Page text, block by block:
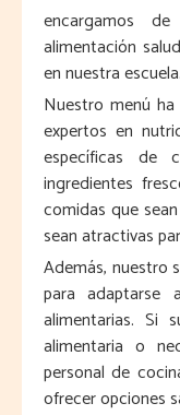
encargamos
alimentación
en nuestra escuela.
Nuestro menú
expertos en
específicas de
ingredientes
comidas que
sean atractivas
Además, nuestro
para adaptarse
alimentarias. Si
alimentaria o
personal de
ofrecer opciones